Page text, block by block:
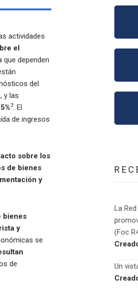
actividades
el
dependen
del
, y las
3. El
de ingresos
sobre los
de bienes
y
bienes
y
se
de
La
(Foc
Un